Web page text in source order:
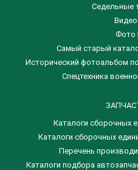
Седельные
Фото
Самый старый
Исторический фотоальбом
Спецтехника
Каталоги сборочных
​Каталоги сборочных
Перечень
Каталоги подбора